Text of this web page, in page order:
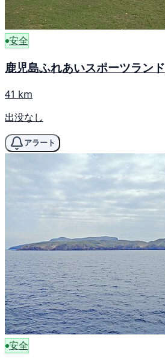
安全
鹿児島ふれあいスポーツランド
41 km
出没なし
アラート
安全